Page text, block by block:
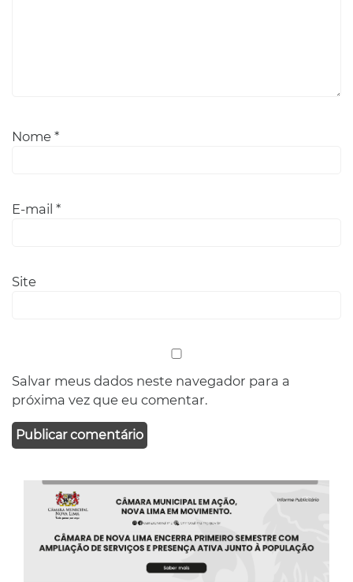
Nome *
E-mail *
Site
Salvar meus dados neste navegador para a
próxima vez que eu comentar.